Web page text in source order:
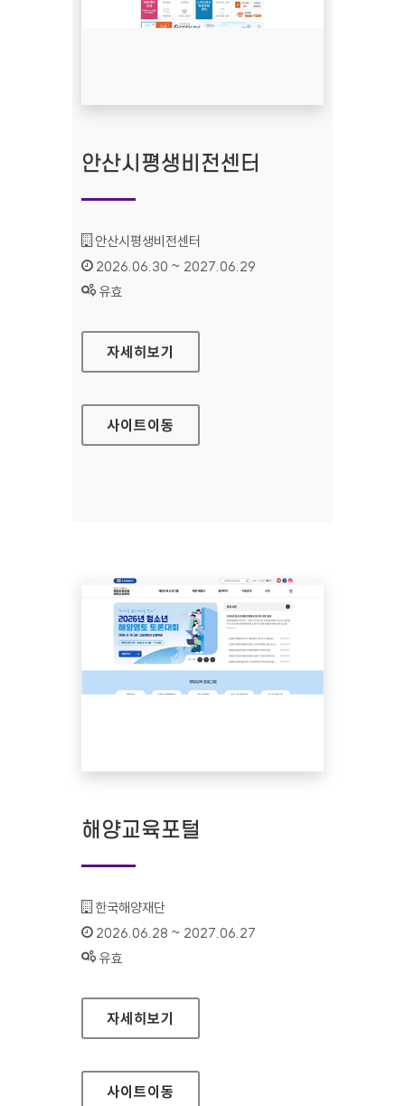
안산시평생비전센터
기관명 :
안산시평생비전센터
인증기간 :
2026.06.30 ~ 2027.06.29
상태 :
유효
안산시평생비전센터
자세히보기
사이트이동
해양교육포털
기관명 :
한국해양재단
인증기간 :
2026.06.28 ~ 2027.06.27
상태 :
유효
해양교육포털
자세히보기
사이트이동